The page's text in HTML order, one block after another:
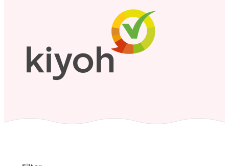
Carnaval
Accessoires
Prinsessen